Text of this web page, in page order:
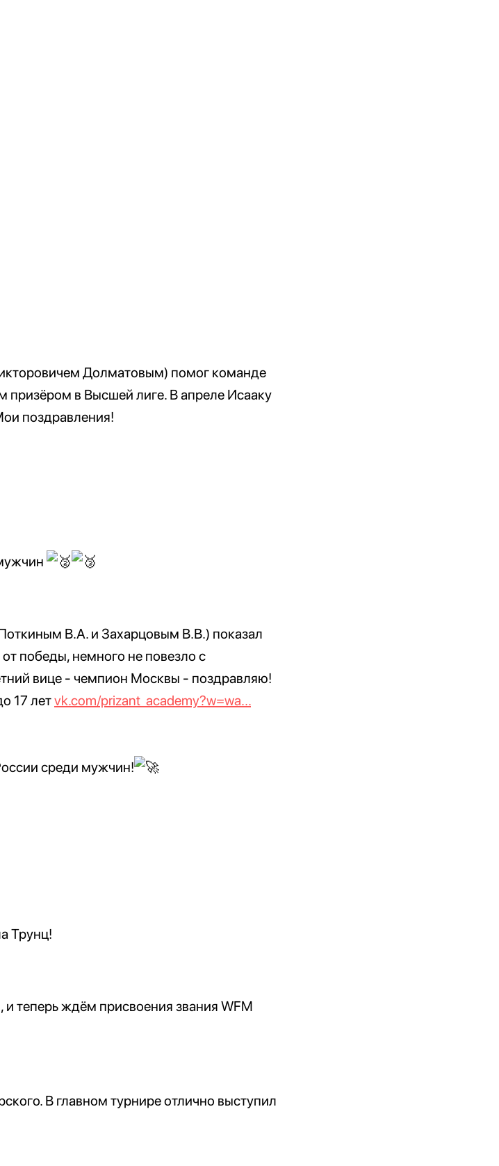
Долматовым) помог команде
призёром в Высшей лиге. В апреле Исааку
поздравления!
В.А. и Захарцовым В.В.) показал
победы, немного не повезло с
вице - чемпион Москвы - поздравляю!
17 летvk.com/prizant_academy?w=wa...
среди мужчин!
Трунц!
и теперь ждём присвоения звания WFM
В главном турнире отлично выступил